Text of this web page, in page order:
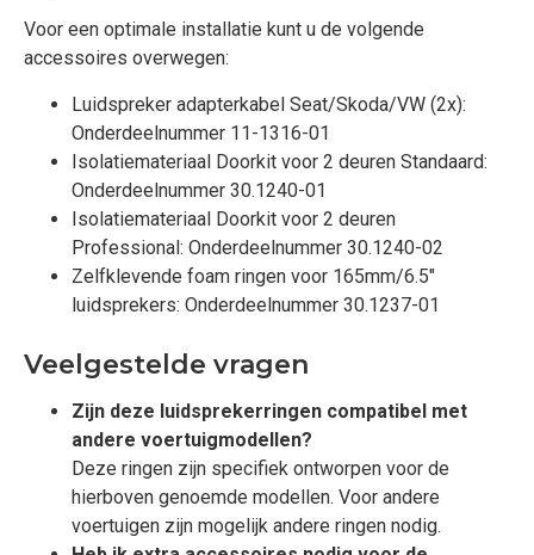
Voor een optimale installatie kunt u de volgende
accessoires overwegen:
Luidspreker adapterkabel Seat/Skoda/VW (2x):
Onderdeelnummer 11-1316-01
Isolatiemateriaal Doorkit voor 2 deuren Standaard:
Onderdeelnummer 30.1240-01
Isolatiemateriaal Doorkit voor 2 deuren
Professional: Onderdeelnummer 30.1240-02
Zelfklevende foam ringen voor 165mm/6.5"
luidsprekers: Onderdeelnummer 30.1237-01
Veelgestelde vragen
Zijn deze luidsprekerringen compatibel met
andere voertuigmodellen?
Deze ringen zijn specifiek ontworpen voor de
hierboven genoemde modellen. Voor andere
voertuigen zijn mogelijk andere ringen nodig.